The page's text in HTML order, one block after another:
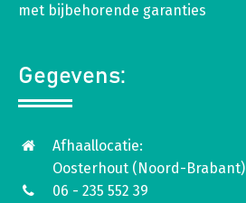
met bijbehorende garanties
Gegevens:
Afhaallocatie:
Oosterhout (Noord-Brabant)
06 - 235 552 39